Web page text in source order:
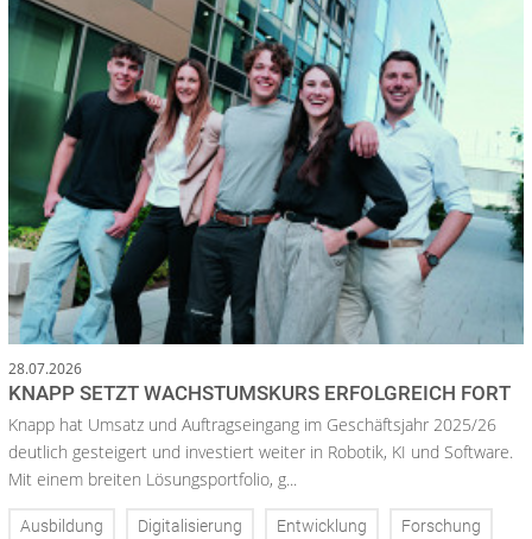
28.07.2026
KNAPP SETZT WACHSTUMSKURS ERFOLGREICH FORT
Knapp hat Umsatz und Auftragseingang im Geschäftsjahr 2025/26
deutlich gesteigert und investiert weiter in Robotik, KI und Software.
Mit einem breiten Lösungsportfolio, g...
Ausbildung Digitalisierung Entwicklung Forschung